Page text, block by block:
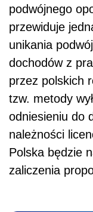
podwójnego
przewiduje
unikania
dochodów z
przez polskich
tzw. metody
odniesieniu do
należności
Polska będzie
zaliczenia